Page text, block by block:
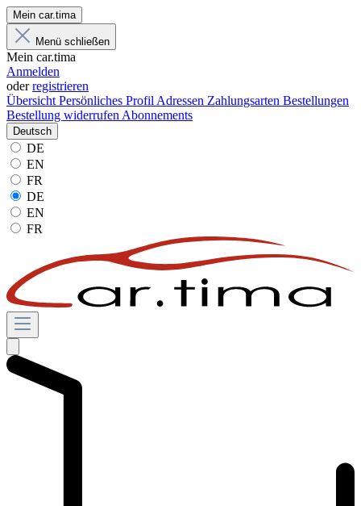
Mein car.tima
Menü schließen
Mein car.tima
Anmelden
oderregistrieren
Übersicht Persönliches Profil Adressen Zahlungsarten Bestellungen
Bestellung widerrufen Abonnements
Deutsch
DE
EN
FR
DE
EN
FR